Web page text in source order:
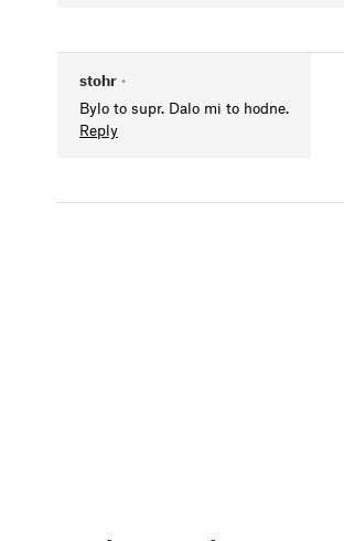
stohr •
Bylo to supr. Dalo mi to hodne.
Reply